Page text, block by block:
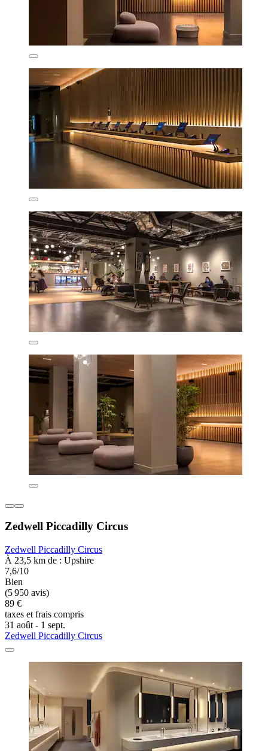
Zedwell Piccadilly Circus
Zedwell Piccadilly Circus
À 23,5 km de : Upshire
7,6/10
Bien
(5 950 avis)
89 €
taxes et frais compris
31 août - 1 sept.
Zedwell Piccadilly Circus